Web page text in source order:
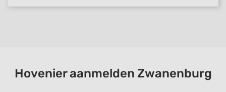
Hovenier aanmelden Zwanenburg